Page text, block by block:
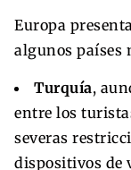
Europa
algunos países
Turquía,
entre los
severas
dispositivos de